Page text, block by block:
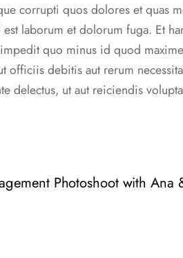
corrupti quos dolores et quas
laborum et dolorum fuga. Et
quo minus id quod
officiis debitis aut rerum
delectus, ut aut reiciendis
Photoshoot with Ana